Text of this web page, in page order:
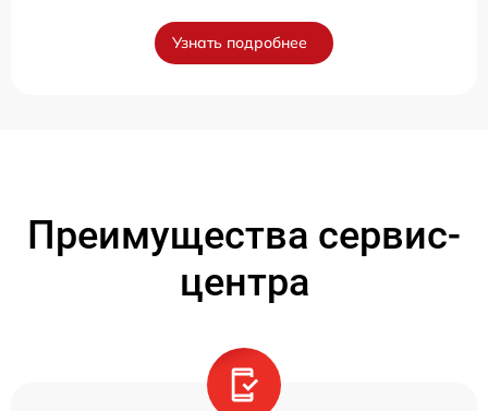
Узнать подробнее
Преимущества сервис-
центра